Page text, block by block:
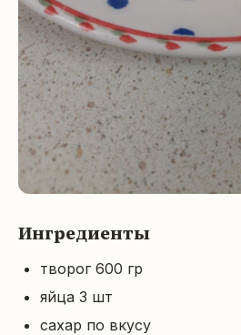
Ингредиенты
творог 600 гр
яйца 3 шт
сахар по вкусу